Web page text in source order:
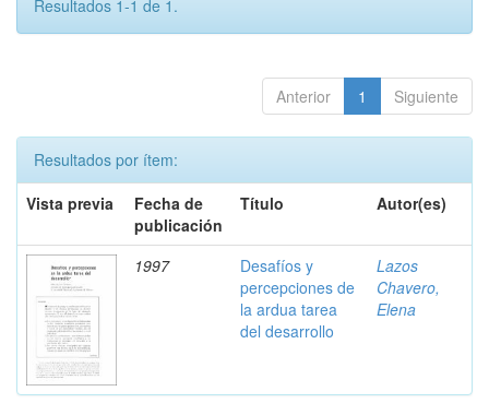
Resultados 1-1 de 1.
Anterior 1 Siguiente
Resultados por ítem:
Vista previa
Fecha de
publicación
Título Autor(es)
1997
Desafíos y
percepciones de
la ardua tarea
del desarrollo
Lazos
Chavero,
Elena